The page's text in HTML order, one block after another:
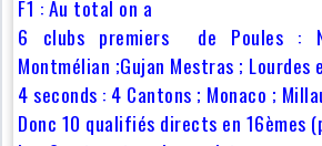
F1 : Au total on a
6 clubs premiers de Poules :
Montmélian ;Gujan Mestras ; Lourdes
4 seconds : 4 Cantons ; Monaco ;
Donc 10 qualifiés directs en 16èmes